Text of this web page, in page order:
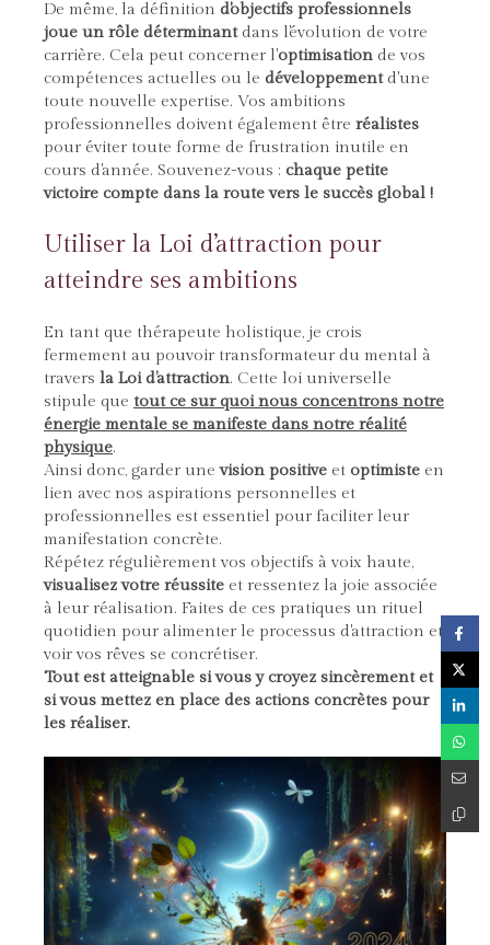
De même, la définition d'objectifs professionnels
joue un rôle déterminantdans l'évolution de votre
carrière. Cela peut concerner l'optimisation de vos
compétences actuelles ou le développementd'une
toute nouvelle expertise. Vos ambitions
professionnelles doivent également être réalistes
pour éviter toute forme de frustration inutile en
cours d'année. Souvenez-vous : chaque petite
victoire compte dans la route vers le succès global !
Utiliser la Loi d’attraction pour
atteindre ses ambitions
En tant que thérapeute holistique, je crois
fermement au pouvoir transformateur du mental à
travers la Loi d’attraction. Cette loi universelle
stipule que tout ce sur quoi nous concentrons notre
énergie mentale se manifeste dans notre réalité
physique.
Ainsi donc, garder unevision positive et optimiste en
lien avec nos aspirations personnelles et
professionnelles est essentiel pour faciliter leur
manifestation concrète.
Répétez régulièrement vos objectifs à voix haute,
visualisez votre réussite et ressentez la joie associée
à leur réalisation. Faites de ces pratiques un rituel
quotidien pour alimenter le processus d'attraction et
voir vos rêves se concrétiser.
Tout est atteignable si vous y croyez sincèrement et
si vous mettez en place des actions concrètes pour
les réaliser.